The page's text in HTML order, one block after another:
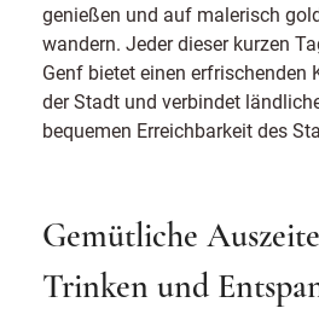
genießen und auf malerisch
wandern. Jeder dieser kurzen
Genf bietet einen erfrischenden
der Stadt und verbindet
bequemen Erreichbarkeit des
Gemütliche
Trinken und